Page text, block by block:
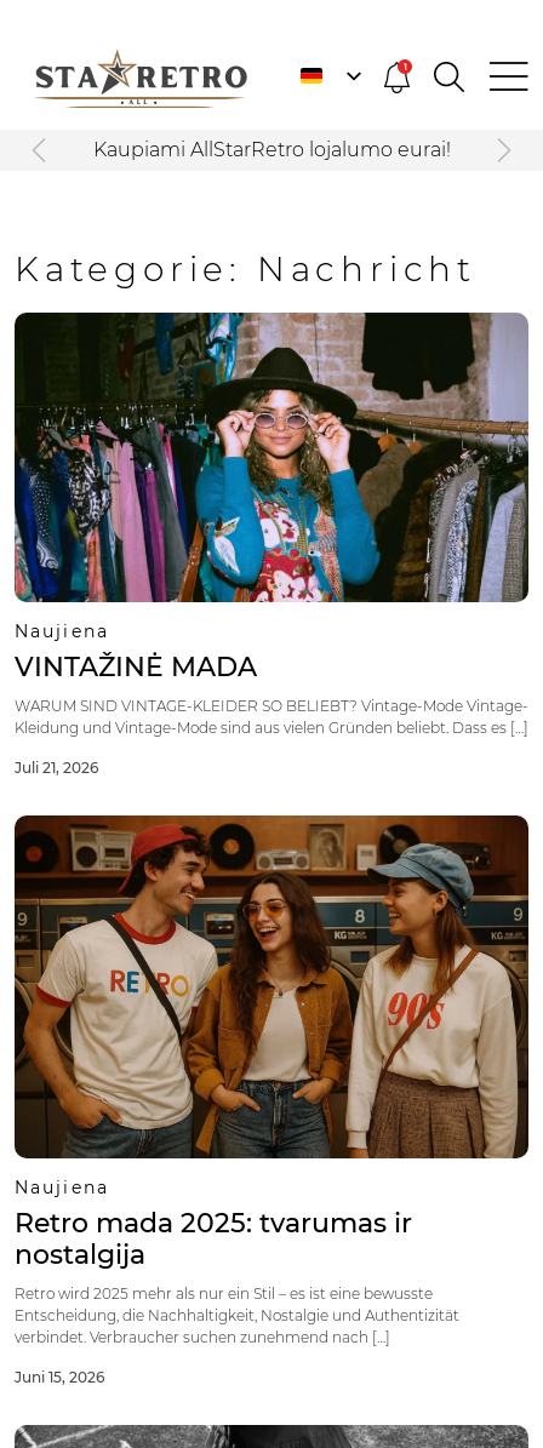
1
Kaupiami AllStarRetro lojalumo eurai!
Kategorie: Nachricht
Naujiena
VINTAŽINĖ MADA
WARUM SIND VINTAGE-KLEIDER SO BELIEBT? Vintage-Mode Vintage-
Kleidung und Vintage-Mode sind aus vielen Gründen beliebt. Dass es […]
Juli 21, 2026
Naujiena
Retro mada 2025: tvarumas ir
nostalgija
Retro wird 2025 mehr als nur ein Stil – es ist eine bewusste
Entscheidung, die Nachhaltigkeit, Nostalgie und Authentizität
verbindet. Verbraucher suchen zunehmend nach […]
Juni 15, 2026